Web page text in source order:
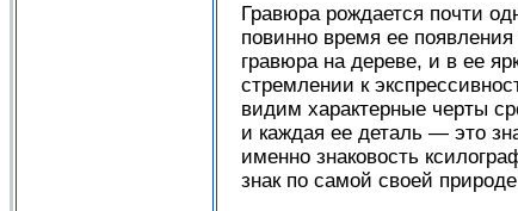
Гравюра рождается почти
повинно время ее
гравюра на дереве, и в ее
стремлении к
видим характерные черты
и каждая ее деталь — это
именно знаковость
знак по самой своей